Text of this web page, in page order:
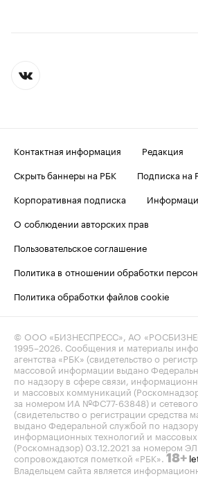
Контактная информация
Редакция
Скрыть баннеры на РБК
Подписка на
Корпоративная подписка
О соблюдении авторских прав
Пользовательское соглашение
Политика в отношении обработки
Политика обработки файлов cookie
© ООО «БИЗНЕСПРЕСС», АО
1995–2026. Сообщения и материалы
агентства «РБК» (свидетельство о
массовой информации выдано
по надзору в сфере связи,
и массовых коммуникаций
за номером ИА №ФС77-63848) и
(свидетельство о регистрации средства
выдано Федеральной службой по
информационных технологий и
(Роскомнадзор) 03.12.2021 за номером
сопровождаются пометкой «РБК». 18+
Владельцем сайта является